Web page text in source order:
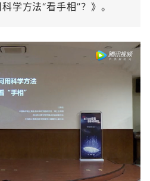
学方法“看手相”？》。